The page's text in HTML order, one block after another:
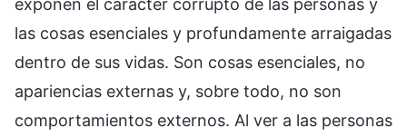
las cosas esenciales y profundamente arraigadas
dentro de sus vidas. Son cosas esenciales, no
apariencias externas y, sobre todo, no son
comportamientos externos. Al ver a las personas